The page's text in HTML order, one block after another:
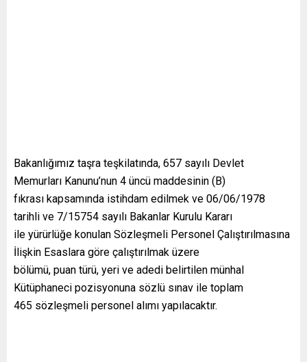
Bakanlığımız taşra teşkilatında, 657 sayılı Devlet
Memurları Kanunu’nun 4 üncü maddesinin (B)
fıkrası kapsamında istihdam edilmek ve 06/06/1978
tarihli ve 7/15754 sayılı Bakanlar Kurulu Kararı
ile yürürlüğe konulan Sözleşmeli Personel Çalıştırılmasına
İlişkin Esaslara göre çalıştırılmak üzere
bölümü, puan türü, yeri ve adedi belirtilen münhal
Kütüphaneci pozisyonuna sözlü sınav ile toplam
465 sözleşmeli personel alımı yapılacaktır.